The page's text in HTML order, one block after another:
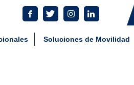
Soluciones de Movilidad